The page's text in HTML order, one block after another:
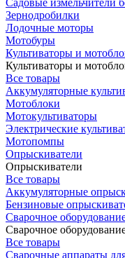
Садовые измельчители
Зернодробилки
Лодочные моторы
Мотобуры
Культиваторы и
Культиваторы и
Все товары
Аккумуляторные
Мотоблоки
Мотокультиваторы
Электрические
Мотопомпы
Опрыскиватели
Опрыскиватели
Все товары
Аккумуляторные
Бензиновые
Сварочное
Сварочное
Все товары
Сварочные аппараты